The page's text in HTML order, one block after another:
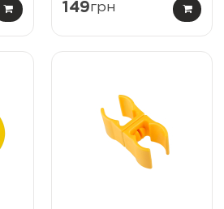
149грн